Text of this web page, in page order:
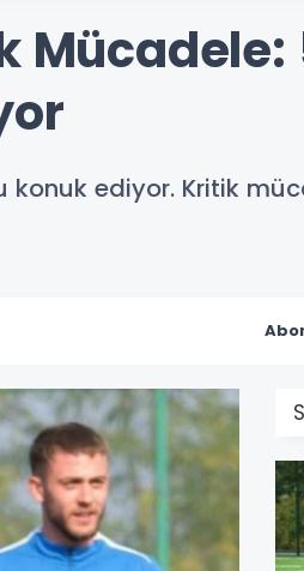
konuk ediyor. Kritik